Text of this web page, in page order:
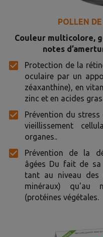
POLLEN
Couleur multicolore,
notes
Protection de la
oculaire par un
zéaxanthine), en
zinc et en acides
Prévention du
vieillissement
organes..
Prévention de la
âgées Du fait de sa
tant au niveau des
minéraux) qu'au
(protéines végétales.